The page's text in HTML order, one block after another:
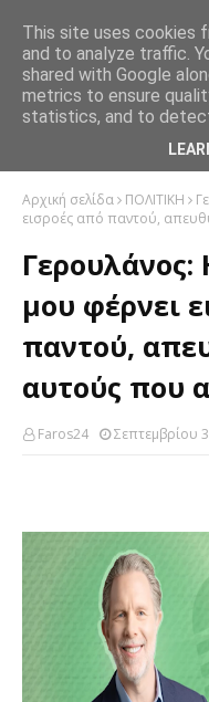
Αρχική σελίδα ΠΟΛΙΤΙΚΗ
εισροές από παντού,
μου φέρνει
παντού,
αυτούς που
Faros24 Σεπτεμβρίου
This site uses cookies
and to analyze traffic.
shared with Google
metrics to ensure
statistics, and to